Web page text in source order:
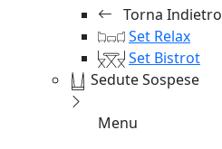
Torna Indietro
Set Relax
Set Bistrot
Sedute Sospese
Menu